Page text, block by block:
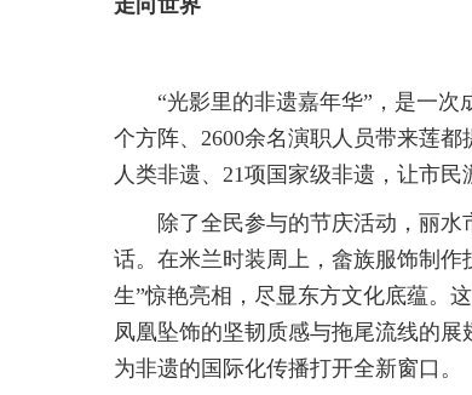
走向世界
“光影里的非遗嘉年华”，是一次
个方阵、2600余名演职人员带来莲
人类非遗、21项国家级非遗，让市民
除了全民参与的节庆活动，丽
话。在米兰时装周上，畲族服饰制作
生”惊艳亮相，尽显东方文化底蕴。
凤凰坠饰的坚韧质感与拖尾流线的
为非遗的国际化传播打开全新窗口。